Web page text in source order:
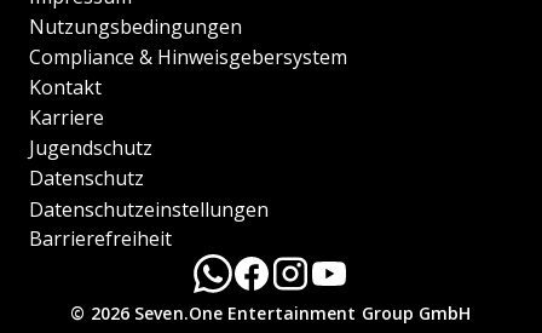
Nutzungsbedingungen
Compliance & Hinweisgebersystem
Kontakt
Karriere
Jugendschutz
Datenschutz
Datenschutzeinstellungen
Barrierefreiheit
© 2026 Seven.One Entertainment Group GmbH